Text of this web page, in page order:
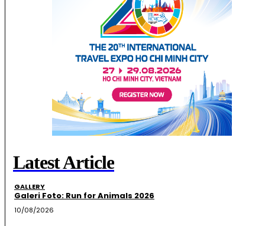
Latest Article
GALLERY
Galeri Foto: Run for Animals 2026
10/08/2026